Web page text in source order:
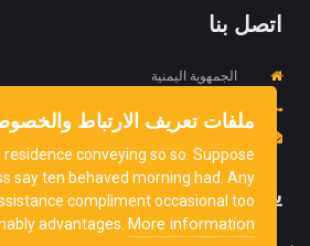
اتصل بنا
الجمهوية اليمنية
info@ydnorg.org
يشترك
ملفات تعريف الارتباط
residence conveying so so. Suppose
say ten behaved morning had. Any
compliment occasional too
advantages. More information